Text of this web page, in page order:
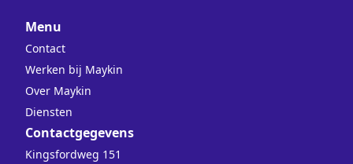
Menu
Contact
Werken bij Maykin
Over Maykin
Diensten
Contactgegevens
Kingsfordweg 151